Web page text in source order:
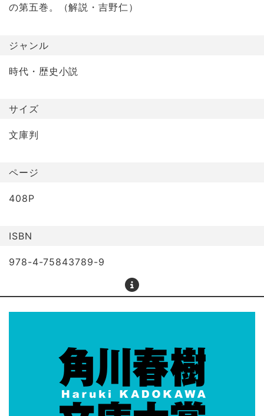
の第五巻。（解説・吉野仁）
ジャンル
時代・歴史小説
サイズ
文庫判
ページ
408P
ISBN
978-4-75843789-9